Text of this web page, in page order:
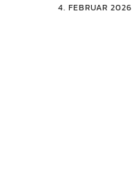
4. FEBRUAR 2026